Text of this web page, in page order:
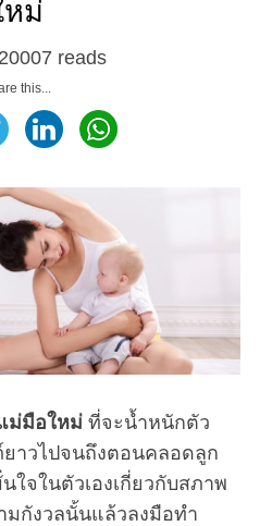
ม่
reads
this...
ม่มือใหม่ที่จะน้ำหนักตัว
าวไปจนถึงตอนคลอดลูก
จในตัวเองเกี่ยวกับสภาพ
มกังวลนั้นแล้วลงมือทำ